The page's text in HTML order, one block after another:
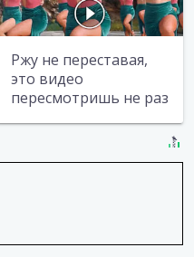
Ржу не переставая,
это видео
пересмотришь не раз